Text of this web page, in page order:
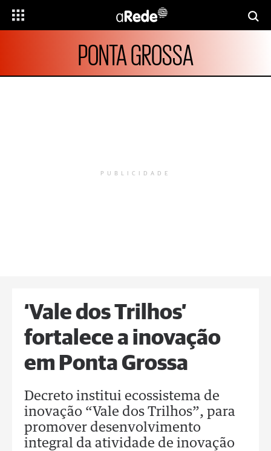
PONTA GROSSA
PUBLICIDADE
‘Vale dos Trilhos’
fortalece a inovação
em Ponta Grossa
Decreto institui ecossistema de
inovação “Vale dos Trilhos”, para
promover desenvolvimento
integral da atividade de inovação